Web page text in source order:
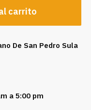
carrito
De San Pedro Sula
a 5:00 pm